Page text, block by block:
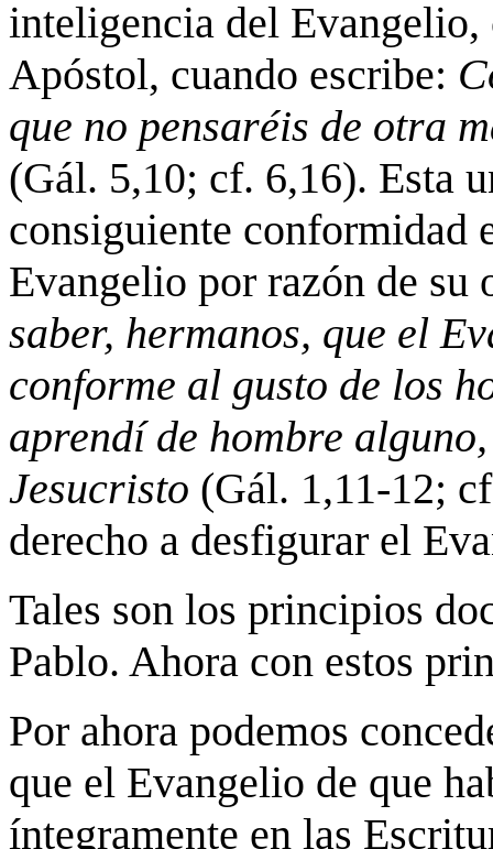
inteligencia del
Apóstol, cuando escribe:
que no pensaréis de otra
(Gál. 5,10; cf. 6,16). Esta
consiguiente conformidad
Evangelio por razón de
saber, hermanos, que el
conforme al gusto de los
aprendí de hombre
Jesucristo (Gál. 1,11‑12;
derecho a desfigurar el
Tales son los principios
Pablo. Ahora con estos
Por ahora podemos
que el Evangelio de que
íntegramente en las